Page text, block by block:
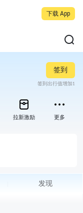
下载 App
签到
签到出行值增加1
拉新激励 更多
发现